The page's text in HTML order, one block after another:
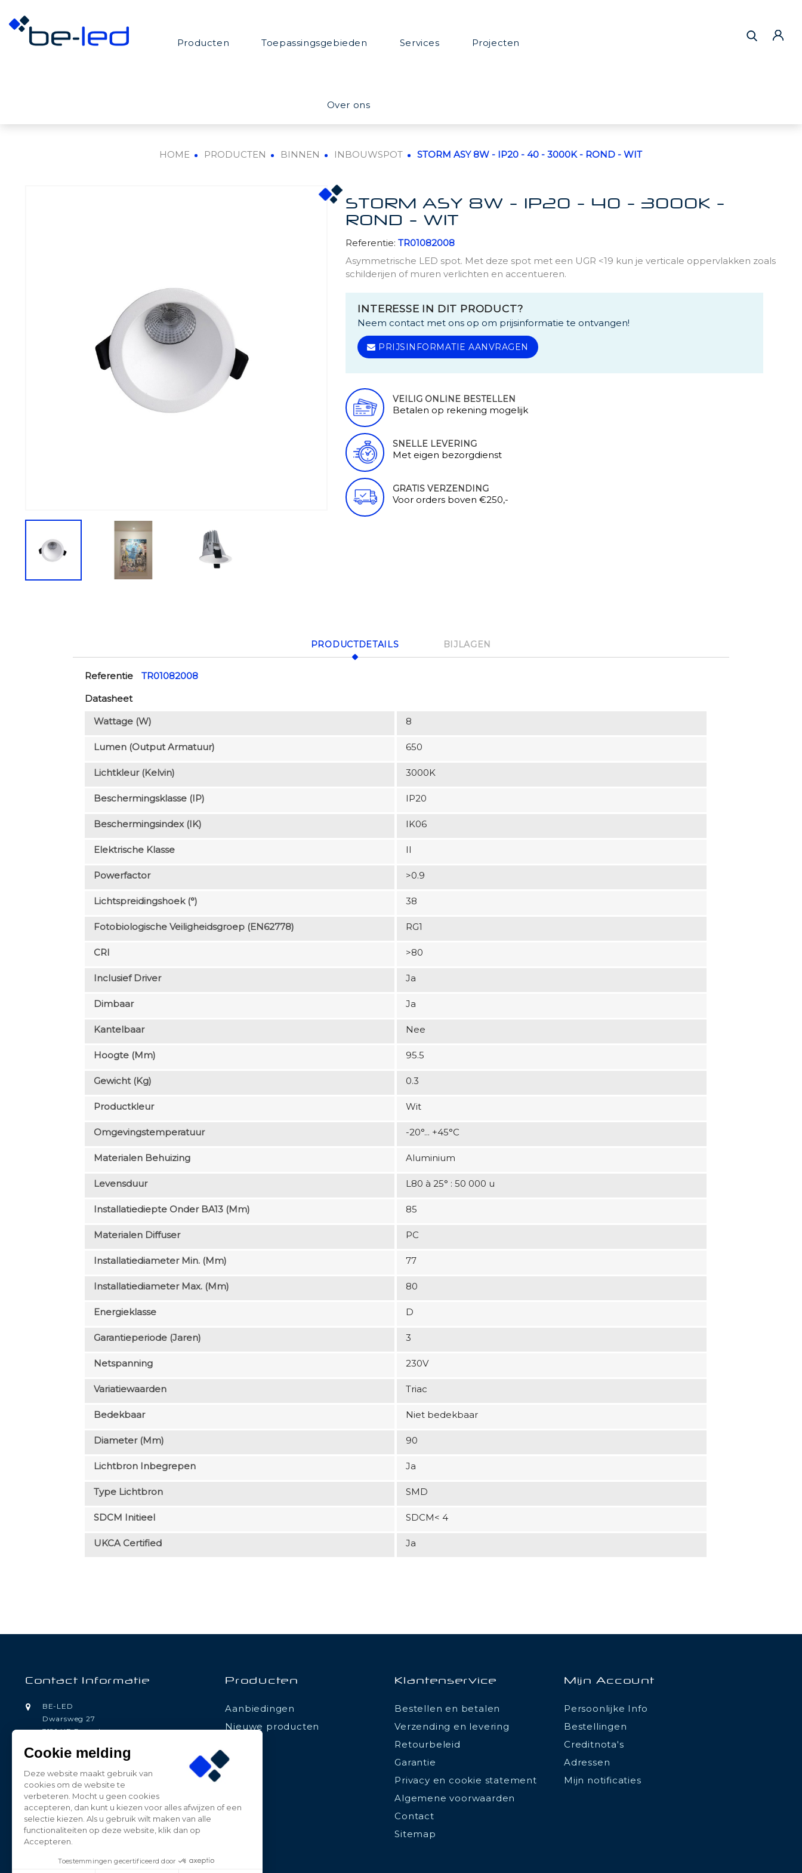
Producten Toepassingsgebieden Services Projecten
Over ons
HOME PRODUCTEN BINNEN INBOUWSPOT STORM ASY 8W - IP20 - 40 - 3000K - ROND - WIT
STORM ASY 8W - IP20 - 40 - 3000K -
ROND - WIT
Referentie: TR01082008
Asymmetrische LED spot. Met deze spot met een UGR <19 kun je verticale oppervlakken zoals
schilderijen of muren verlichten en accentueren.
INTERESSE IN DIT PRODUCT?
Neem contact met ons op om prijsinformatie te ontvangen!
PRIJSINFORMATIE AANVRAGEN
VEILIG ONLINE BESTELLEN
Betalen op rekening mogelijk
SNELLE LEVERING
Met eigen bezorgdienst
GRATIS VERZENDING
Voor orders boven €250,-
PRODUCTDETAILS BIJLAGEN
Referentie
TR01082008
Datasheet
Wattage (W)
8
Lumen (output Armatuur) 650
Lichtkleur (Kelvin) 3000K
Beschermingsklasse (IP) IP20
Beschermingsindex (IK) IK06
Elektrische Klasse II
Powerfactor >0.9
Lichtspreidingshoek (°) 38
Fotobiologische Veiligheidsgroep (EN62778) RG1
CRI >80
Inclusief Driver Ja
Dimbaar Ja
Kantelbaar Nee
Hoogte (mm) 95.5
Gewicht (kg) 0.3
Productkleur Wit
Omgevingstemperatuur -20°... +45°C
Materialen Behuizing Aluminium
Levensduur L80 à 25° : 50 000 u
Installatiediepte Onder BA13 (mm) 85
Materialen Diffuser PC
Installatiediameter Min. (mm) 77
Installatiediameter Max. (mm) 80
Energieklasse D
Garantieperiode (jaren) 3
Netspanning 230V
Variatiewaarden Triac
Bedekbaar Niet bedekbaar
Diameter (mm) 90
Lichtbron Inbegrepen Ja
Type Lichtbron SMD
SDCM Initieel SDCM< 4
UKCA Certified Ja
Contact Informatie
BE-LED
Dwarsweg 27
3181 HP Rozenburg
contact@beledpro.nl
Producten
Aanbiedingen
Nieuwe producten
Klantenservice
Bestellen en betalen
Verzending en levering
Retourbeleid
Garantie
Privacy en cookie statement
Algemene voorwaarden
Contact
Sitemap
Mijn Account
Persoonlijke Info
Bestellingen
Creditnota's
Adressen
Mijn notificaties
Cookie melding
Deze website maakt gebruik van
cookies om de website te
verbeteren. Mocht u geen cookies
accepteren, dan kunt u kiezen voor alles afwijzen of een
selectie kiezen. Als u gebruik wilt maken van alle
functionaliteiten op deze website, klik dan op
Accepteren.
Toestemmingen gecertificeerd door